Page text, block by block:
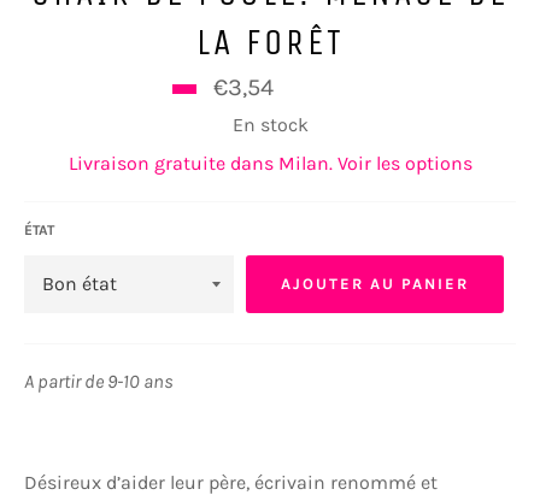
LA FORÊT
€3,54
En stock
Livraison gratuite dans Milan. Voir les options
ÉTAT
AJOUTER AU PANIER
A partir de 9-10 ans
Désireux d’aider leur père, écrivain renommé et